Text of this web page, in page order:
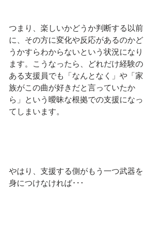
つまり、楽しいかどうか判断する以前
に、その方に変化や反応があるのかど
うかすらわからないという状況になり
ます。こうなったら、どれだけ経験の
ある支援員でも「なんとなく」や「家
族がこの曲が好きだと言っていたか
ら」という曖昧な根拠での支援になっ
てしまいます。
やはり、支援する側がもう一つ武器を
身につけなければ･･･